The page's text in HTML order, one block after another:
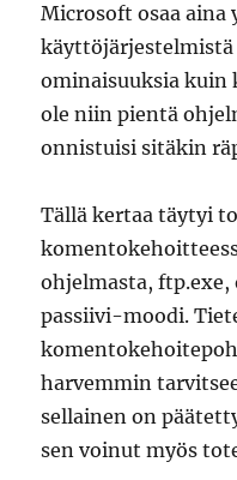
Microsoft osaa
ominaisuuksia kuin
ole niin pientä
onnistuisi sitäkin
Tällä kertaa täytyi
ohjelmasta,
passiivi-moodi.
harvemmin
sellainen on
sen voinut myös